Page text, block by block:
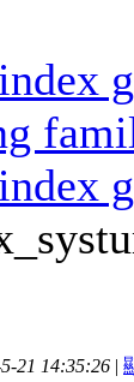
21 14:35:26 |